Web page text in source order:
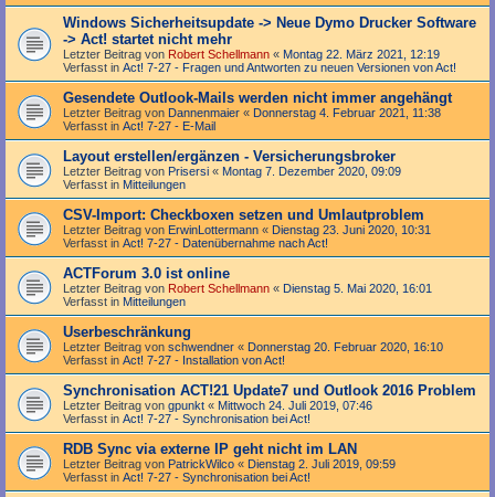
Windows Sicherheitsupdate -> Neue Dymo Drucker Software
-> Act! startet nicht mehr
Letzter Beitrag von Robert Schellmann « Montag 22. März 2021, 12:19
Verfasst in Act! 7-27 - Fragen und Antworten zu neuen Versionen von Act!
Gesendete Outlook-Mails werden nicht immer angehängt
Letzter Beitrag von Dannenmaier « Donnerstag 4. Februar 2021, 11:38
Verfasst in Act! 7-27 - E-Mail
Layout erstellen/ergänzen - Versicherungsbroker
Letzter Beitrag von Prisersi « Montag 7. Dezember 2020, 09:09
Verfasst in Mitteilungen
CSV-Import: Checkboxen setzen und Umlautproblem
Letzter Beitrag von ErwinLottermann « Dienstag 23. Juni 2020, 10:31
Verfasst in Act! 7-27 - Datenübernahme nach Act!
ACTForum 3.0 ist online
Letzter Beitrag von Robert Schellmann « Dienstag 5. Mai 2020, 16:01
Verfasst in Mitteilungen
Userbeschränkung
Letzter Beitrag von schwendner « Donnerstag 20. Februar 2020, 16:10
Verfasst in Act! 7-27 - Installation von Act!
Synchronisation ACT!21 Update7 und Outlook 2016 Problem
Letzter Beitrag von gpunkt « Mittwoch 24. Juli 2019, 07:46
Verfasst in Act! 7-27 - Synchronisation bei Act!
RDB Sync via externe IP geht nicht im LAN
Letzter Beitrag von PatrickWilco « Dienstag 2. Juli 2019, 09:59
Verfasst in Act! 7-27 - Synchronisation bei Act!